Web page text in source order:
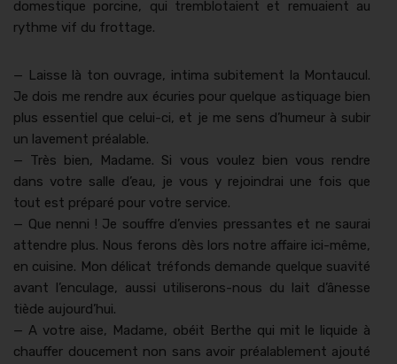
domes­tique porcine, qui trem­blotaient et remuaient au
rythme vif du frottage.
— Laisse là ton ouvrage, inti­ma subite­ment la Mon­tau­cul.
Je dois me ren­dre aux écuries pour quelque asti­quage bien
plus essen­tiel que celui-ci, et je me sens d’humeur à subir
un lave­ment préal­able.
— Très bien, Madame. Si vous voulez bien vous ren­dre
dans votre salle d’eau, je vous y rejoindrai une fois que
tout est pré­paré pour votre ser­vice.
— Que nen­ni ! Je souf­fre d’envies pres­santes et ne saurai
atten­dre plus. Nous fer­ons dès lors notre affaire ici-même,
en cui­sine. Mon déli­cat tré­fonds demande quelque suavité
avant l’enculage, aus­si utilis­erons-nous du lait d’ânesse
tiède aujourd’hui.
— A votre aise, Madame, obéit Berthe qui mit le liq­uide à
chauf­fer douce­ment non sans avoir préal­able­ment ajouté